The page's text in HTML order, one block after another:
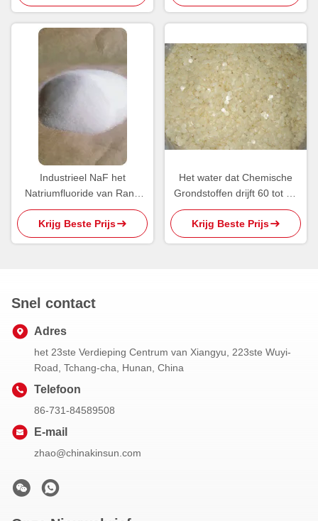
Industrieel NaF het
Natriumfluoride van Rang
Chemisch Grondstoffen
Krijg Beste Prijs
Het water dat Chemische
Grondstoffen drijft 60 tot 63
Graad maakt Bijenwas hard
Krijg Beste Prijs
Snel contact
Adres
het 23ste Verdieping Centrum van Xiangyu, 223ste Wuyi-
Road, Tchang-cha, Hunan, China
Telefoon
86-731-84589508
E-mail
zhao@chinakinsun.com